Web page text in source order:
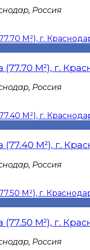
Россия
М²), г.
Россия
М²), г.
Россия
М²), г.
Россия